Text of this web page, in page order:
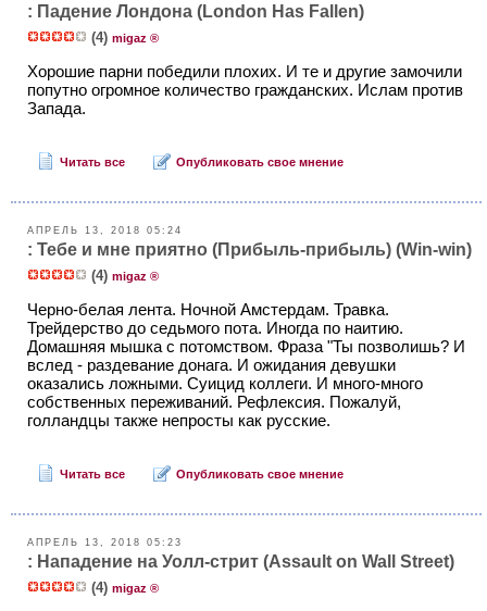
: Падение Лондона (London Has Fallen)
(4) migaz ®
Хорошие парни победили плохих. И те и другие замочили
попутно огромное количество гражданских. Ислам против
Запада.
Читать все Опубликовать свое мнение
АПРЕЛЬ 13, 2018 05:24
: Тебе и мне приятно (Прибыль-прибыль) (Win-win)
(4) migaz ®
Черно-белая лента. Ночной Амстердам. Травка.
Трейдерство до седьмого пота. Иногда по наитию.
Домашняя мышка с потомством. Фраза "Ты позволишь? И
вслед - раздевание донага. И ожидания девушки
оказались ложными. Суицид коллеги. И много-много
собственных переживаний. Рефлексия. Пожалуй,
голландцы также непросты как русские.
Читать все Опубликовать свое мнение
АПРЕЛЬ 13, 2018 05:23
: Нападение на Уолл-стрит (Assault on Wall Street)
(4) migaz ®